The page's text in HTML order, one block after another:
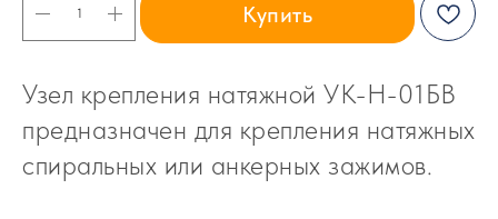
Купить
Узел крепления натяжной УК-Н-01БВ
предназначен для крепления натяжных
спиральных или анкерных зажимов.